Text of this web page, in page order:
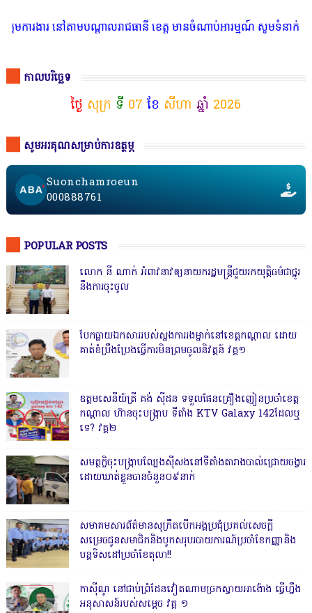
ណ្តាលរាជធានី ខេត្ត មានចំណាប់អារម្មណ៍ សូមទំនាក់ទំនងតាមរយៈតេឡេ
កាលបរិច្ឆេទ
ថ្ងៃ សុក្រ ទី 07 ខែ សីហា ឆ្នាំ 2026
សូមអរគុណសម្រាប់ការឧត្ថម្ភ
Suonchamroeun
000888761
POPULAR POSTS
លោក នី ណាក់ អំពាវនាវឲ្យនាយករដ្ឋមន្ត្រីជួយរកយុត្តិធម៌ជាថ្នូរ
នឹងការចុះចូល
បែកធ្លាយឯកសាររបស់ស្នងការរងម្នាក់នៅខេត្តកណ្ដាល ដោយ
គាត់ខំប្រឹងប្រែងធ្វើការមិនព្រមចូលនិវត្តន៍ វគ្គ១
ឧត្តមសេនីយ៍ត្រី គង់ ស៊ីដន ទទួលផែនគ្រឿងញៀនប្រចាំខេត្ត
កណ្តាល ហ៊ានចុះបង្ក្រាប ទីតាំង KTV Galaxy 142ដែលឬ
ទេ? វគ្គ២
សមត្ថកិ្ចចុះបង្ក្រាបល្បែងស៊ីសងនៅទីតាំងតារាងបាល់ជ្រោយចង្វារ
ដោយឃាត់ខ្លួនបានចំនួន០៩នាក់
សមាគមសារព័ត៌មានសុក្រឹតបើកអង្គប្រជុំប្រគល់សេចក្តី
សម្រេចជូនសមាជិកនិងបូកសរុបរបាយការណ៍ប្រចាំខែកញ្ញានិង
បន្តទិសដៅប្រចាំខែតុលា!!
កាសុីណូ នៅជាប់ព្រំដែនវៀតណាមច្រកស្វាយអាង៉ោង ធ្វើហ្នឹង
អនុសាសន៍របស់សម្ដេច វគ្គ ១